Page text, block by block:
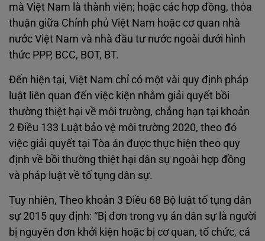
mà Việt Nam là thành viên; hoặc các hợp đồng, thỏa
thuận giữa Chính phủ Việt Nam hoặc cơ quan nhà
nước Việt Nam và nhà đầu tư nước ngoài dưới hình
thức PPP, BCC, BOT, BT.
Đến hiện tại, Việt Nam chỉ có một vài quy định pháp
luật liên quan đến việc kiện nhằm giải quyết bồi
thường thiệt hại về môi trường, chẳng hạn tại khoản
2 Điều 133 Luật bảo vệ môi trường 2020, theo đó
việc giải quyết tại Tòa án được thực hiện theo quy
định về bồi thường thiệt hại dân sự ngoài hợp đồng
và pháp luật về tố tụng dân sự.
Tuy nhiên, Theo khoản 3 Điều 68 Bộ luật tố tụng dân
sự 2015 quy định: “Bị đơn trong vụ án dân sự là người
bị nguyên đơn khởi kiện hoặc bị cơ quan, tổ chức, cá